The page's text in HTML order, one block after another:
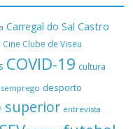
Carregal do Sal Castro
Cine Clube de Viseu
COVID-19 cultura
desporto
superior entrevista